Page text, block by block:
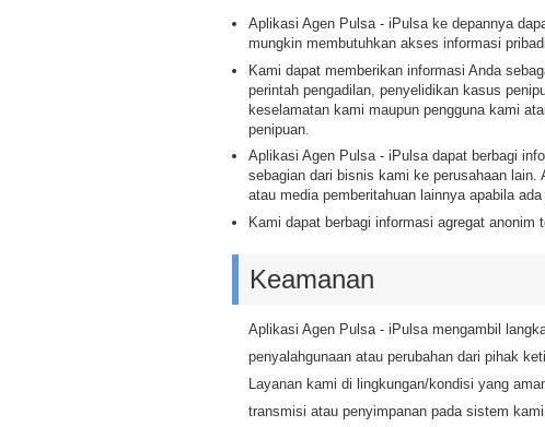
Aplikasi Agen Pulsa - iPulsa ke depannya
mungkin membutuhkan akses informasi
Kami dapat memberikan informasi Anda
perintah pengadilan, penyelidikan kasus
keselamatan kami maupun pengguna kami
penipuan.
Aplikasi Agen Pulsa - iPulsa dapat berbagi
sebagian dari bisnis kami ke perusahaan
atau media pemberitahuan lainnya apabila
Kami dapat berbagi informasi agregat anonim
Keamanan
Aplikasi Agen Pulsa - iPulsa mengambil
penyalahgunaan atau perubahan dari pihak
Layanan kami di lingkungan/kondisi yang
transmisi atau penyimpanan pada sistem